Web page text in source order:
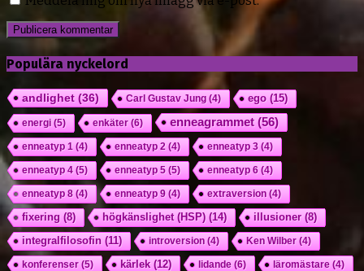
Populära nyckelord
andlighet(36) Carl Gustav Jung(4) ego (15)
energi(5) enkäter(6) enneagrammet(56)
enneatyp 1(4) enneatyp 2(4) enneatyp 3(4)
enneatyp 4(5) enneatyp 5(5) enneatyp 6(4)
enneatyp 8(4) enneatyp 9(4) extraversion(4)
fixering(8) högkänslighet (HSP) (14) illusioner(8)
integralfilosofin (11) introversion(4) Ken Wilber(4)
konferenser(5) kärlek(12) lidande(6) läromästare(4)